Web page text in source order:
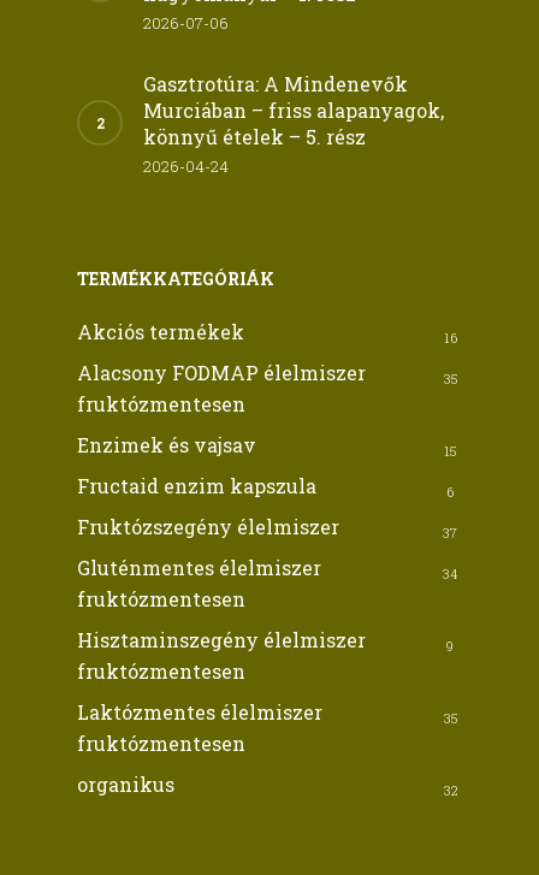
2026-07-06
Gasztrotúra: A Mindenevők
Murciában – friss alapanyagok,
könnyű ételek – 5. rész
2026-04-24
TERMÉKKATEGÓRIÁK
Akciós termékek 16
Alacsony FODMAP élelmiszer
fruktózmentesen
35
Enzimek és vajsav 15
Fructaid enzim kapszula 6
Fruktózszegény élelmiszer 37
Gluténmentes élelmiszer
fruktózmentesen
34
Hisztaminszegény élelmiszer
fruktózmentesen
9
Laktózmentes élelmiszer
fruktózmentesen
35
organikus 32